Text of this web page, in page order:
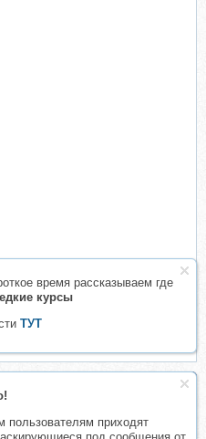
время рассказываем где
курсы
ТУТ
пользователям приходят